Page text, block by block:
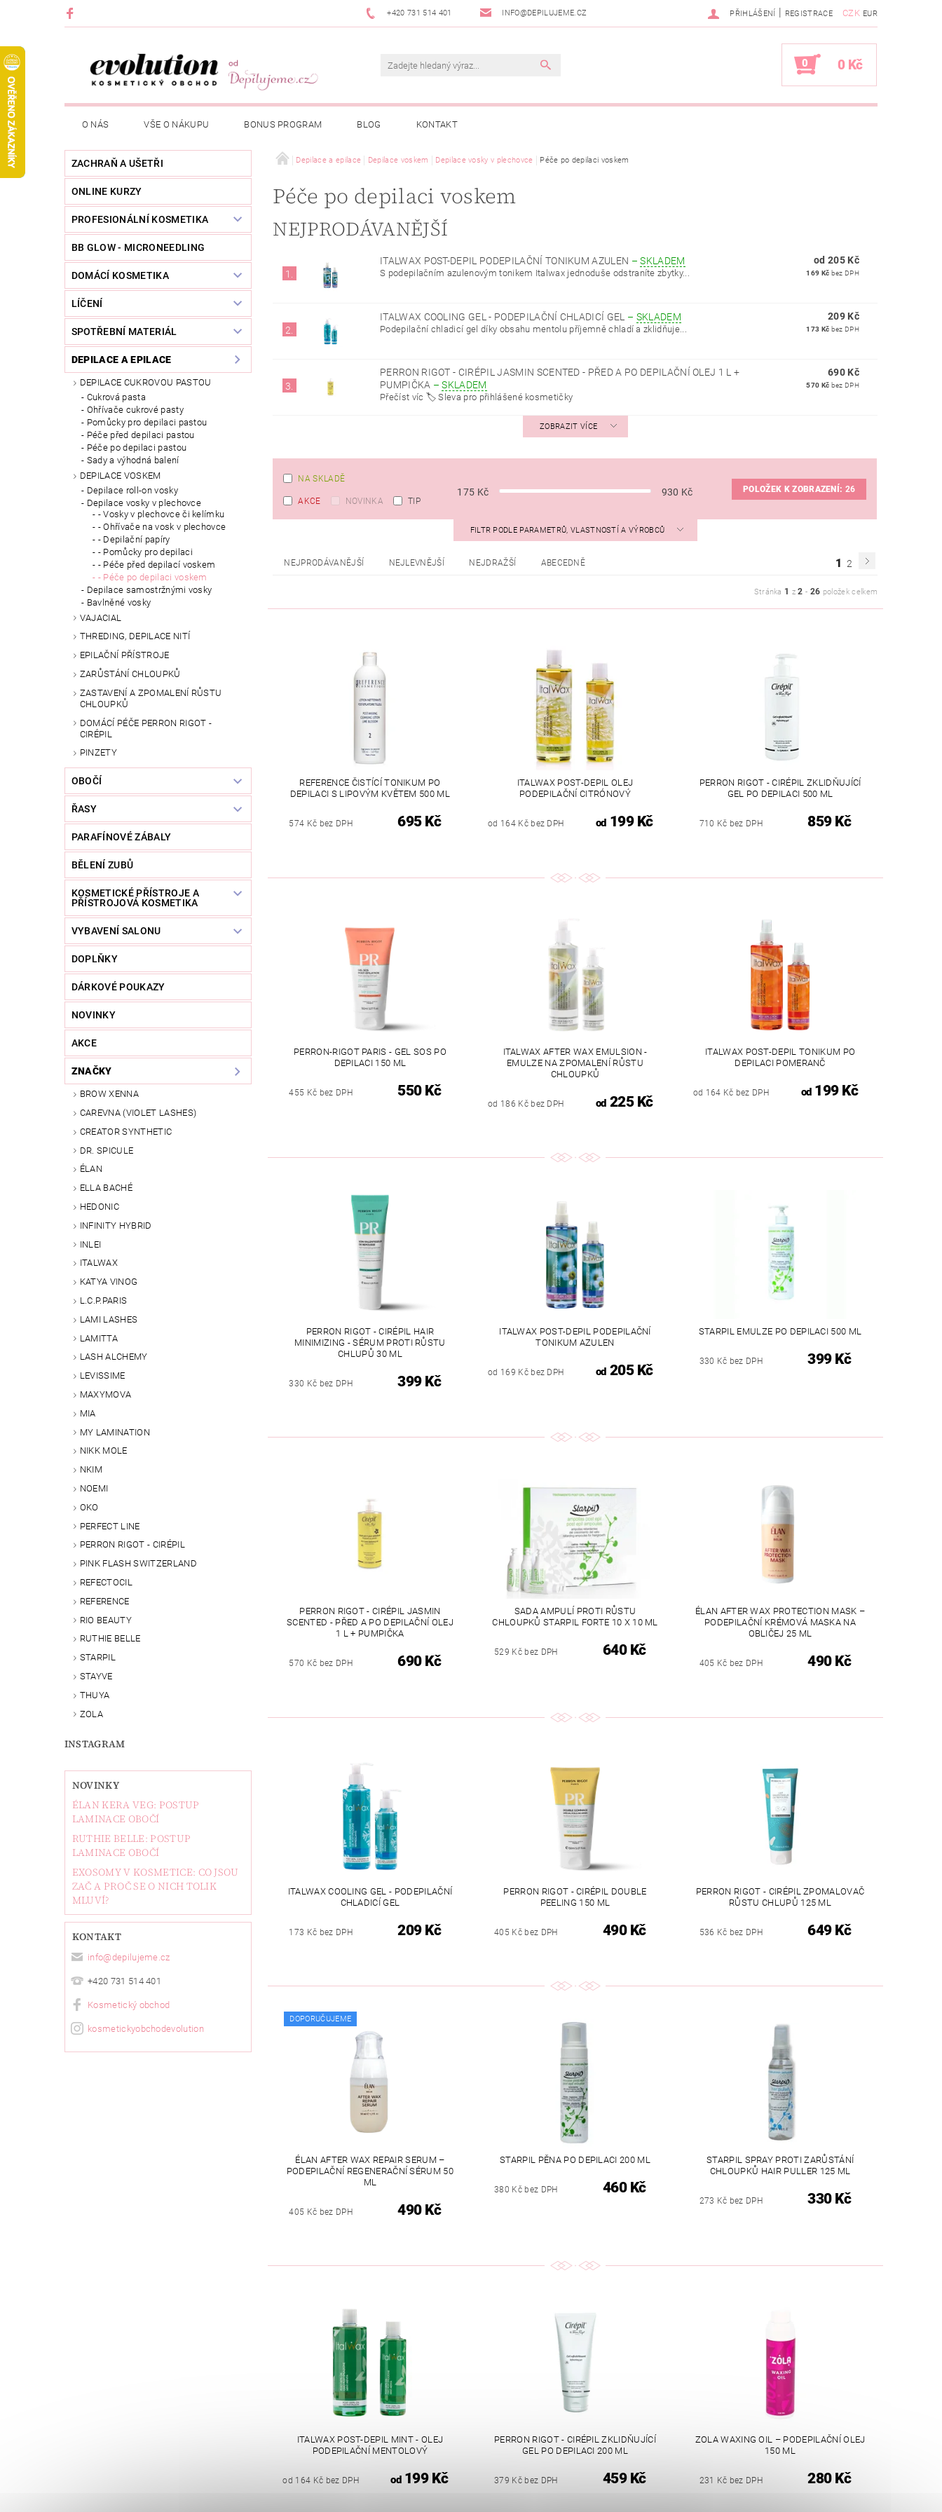
+420 731 514 401 INFO@DEPILUJEME.CZ CZK EUR
PŘIHLÁŠENÍ | REGISTRACE
0 0 Kč
O NÁS VŠE O NÁKUPU BONUS PROGRAM BLOG KONTAKT
ZACHRAŇ A UŠETŘI
ONLINE KURZY
PROFESIONÁLNÍ KOSMETIKA
BB GLOW - MICRONEEDLING
DOMÁCÍ KOSMETIKA
LÍČENÍ
SPOTŘEBNÍ MATERIÁL
DEPILACE A EPILACE
DEPILACE CUKROVOU PASTOU
Cukrová pasta
Ohřívače cukrové pasty
Pomůcky pro depilaci pastou
Péče před depilaci pastou
Péče po depilaci pastou
Sady a výhodná balení
DEPILACE VOSKEM
Depilace roll-on vosky
Depilace vosky v plechovce
- Vosky v plechovce či kelímku
- Ohřívače na vosk v plechovce
- Depilační papíry
- Pomůcky pro depilaci
- Péče před depilací voskem
- Péče po depilaci voskem
Depilace samostržnými vosky
Bavlněné vosky
VAJACIAL
THREDING, DEPILACE NITÍ
EPILAČNÍ PŘÍSTROJE
ZARŮSTÁNÍ CHLOUPKŮ
ZASTAVENÍ A ZPOMALENÍ RŮSTU
CHLOUPKŮ
DOMÁCÍ PÉČE PERRON RIGOT -
CIRÉPIL
PINZETY
OBOČÍ
ŘASY
PARAFÍNOVÉ ZÁBALY
BĚLENÍ ZUBŮ
KOSMETICKÉ PŘÍSTROJE A
PŘÍSTROJOVÁ KOSMETIKA
VYBAVENÍ SALONU
DOPLŇKY
DÁRKOVÉ POUKAZY
NOVINKY
AKCE
ZNAČKY
BROW XENNA
CAREVNA (VIOLET LASHES)
CREATOR SYNTHETIC
DR. SPICULE
ÉLAN
ELLA BACHÉ
HEDONIC
INFINITY HYBRID
INLEI
ITALWAX
KATYA VINOG
L.C.P.PARIS
LAMI LASHES
LAMITTA
LASH ALCHEMY
LEVISSIME
MAXYMOVA
MIA
MY LAMINATION
NIKK MOLE
NKIM
NOEMI
OKO
PERFECT LINE
PERRON RIGOT - CIRÉPIL
PINK FLASH SWITZERLAND
REFECTOCIL
REFERENCE
RIO BEAUTY
RUTHIE BELLE
STARPIL
STAYVE
THUYA
ZOLA
INSTAGRAM
NOVINKY
ÉLAN KERA VEG: POSTUP
LAMINACE OBOČÍ
RUTHIE BELLE: POSTUP
LAMINACE OBOČÍ
EXOSOMY V KOSMETICE: CO JSOU
ZAČ A PROČ SE O NICH TOLIK
MLUVÍ?
KONTAKT
info@depilujeme.cz
+420 731 514 401
Kosmetický obchod
kosmetickyobchodevolution
Depilace a epilace Depilace voskem Depilace vosky v plechovce Péče po depilaci voskem
Péče po depilaci voskem
NEJPRODÁVANĚJŠÍ
1.
ITALWAX POST-DEPIL PODEPILAČNÍ TONIKUM AZULEN –SKLADEM
S podepilačním azulenovým tonikem Italwax jednoduše odstraníte zbytky...
od 205 Kč
169 Kč bez DPH
2.
ITALWAX COOLING GEL - PODEPILAČNÍ CHLADICÍ GEL – SKLADEM
Podepilační chladicí gel díky obsahu mentolu příjemně chladí a zklidňuje...
209 Kč
173 Kč bez DPH
3.
PERRON RIGOT - CIRÉPIL JASMIN SCENTED - PŘED A PO DEPILAČNÍ OLEJ 1 L +
PUMPIČKA –SKLADEM
Přečíst víc 🏷️ Sleva pro přihlášené kosmetičky
690 Kč
570 Kč bez DPH
ZOBRAZIT VÍCE
NA SKLADĚ
AKCE NOVINKA TIP
175 Kč 930 Kč POLOŽEK K ZOBRAZENÍ: 26
FILTR PODLE PARAMETRŮ, VLASTNOSTÍ A VÝROBCŮ
NEJPRODÁVANĚJŠÍ NEJLEVNĚJŠÍ NEJDRAŽŠÍ ABECEDNĚ 1 2
Stránka 1 z2 - 26 položek celkem
REFERENCE ČISTÍCÍ TONIKUM PO
DEPILACI S LIPOVÝM KVĚTEM 500 ML
574 Kč bez DPH 695 Kč
ITALWAX POST-DEPIL OLEJ
PODEPILAČNÍ CITRÓNOVÝ
od 164 Kč bez DPH od 199 Kč
PERRON RIGOT - CIRÉPIL ZKLIDŇUJÍCÍ
GEL PO DEPILACI 500 ML
710 Kč bez DPH 859 Kč
PERRON-RIGOT PARIS - GEL SOS PO
DEPILACI 150 ML
455 Kč bez DPH 550 Kč
ITALWAX AFTER WAX EMULSION -
EMULZE NA ZPOMALENÍ RŮSTU
CHLOUPKŮ
od 186 Kč bez DPH od 225 Kč
ITALWAX POST-DEPIL TONIKUM PO
DEPILACI POMERANČ
od 164 Kč bez DPH od199 Kč
PERRON RIGOT - CIRÉPIL HAIR
MINIMIZING - SÉRUM PROTI RŮSTU
CHLUPŮ 30 ML
330 Kč bez DPH 399 Kč
ITALWAX POST-DEPIL PODEPILAČNÍ
TONIKUM AZULEN
od 169 Kč bez DPH od 205 Kč
STARPIL EMULZE PO DEPILACI 500 ML
330 Kč bez DPH 399 Kč
PERRON RIGOT - CIRÉPIL JASMIN
SCENTED - PŘED A PO DEPILAČNÍ OLEJ
1 L + PUMPIČKA
570 Kč bez DPH 690 Kč
SADA AMPULÍ PROTI RŮSTU
CHLOUPKŮ STARPIL FORTE 10 X 10 ML
529 Kč bez DPH 640 Kč
ÉLAN AFTER WAX PROTECTION MASK –
PODEPILAČNÍ KRÉMOVÁ MASKA NA
OBLIČEJ 25 ML
405 Kč bez DPH 490 Kč
ITALWAX COOLING GEL - PODEPILAČNÍ
CHLADICÍ GEL
173 Kč bez DPH 209 Kč
PERRON RIGOT - CIRÉPIL DOUBLE
PEELING 150 ML
405 Kč bez DPH 490 Kč
PERRON RIGOT - CIRÉPIL ZPOMALOVAČ
RŮSTU CHLUPŮ 125 ML
536 Kč bez DPH 649 Kč
DOPORUČUJEME
ÉLAN AFTER WAX REPAIR SERUM –
PODEPILAČNÍ REGENERAČNÍ SÉRUM 50
ML
405 Kč bez DPH 490 Kč
STARPIL PĚNA PO DEPILACI 200 ML
380 Kč bez DPH 460 Kč
STARPIL SPRAY PROTI ZARŮSTÁNÍ
CHLOUPKŮ HAIR PULLER 125 ML
273 Kč bez DPH 330 Kč
ITALWAX POST-DEPIL MINT - OLEJ
PODEPILAČNÍ MENTOLOVÝ
od 164 Kč bez DPH od199 Kč
PERRON RIGOT - CIRÉPIL ZKLIDŇUJÍCÍ
GEL PO DEPILACI 200 ML
379 Kč bez DPH 459 Kč
ZOLA WAXING OIL – PODEPILAČNÍ OLEJ
150 ML
231 Kč bez DPH 280 Kč